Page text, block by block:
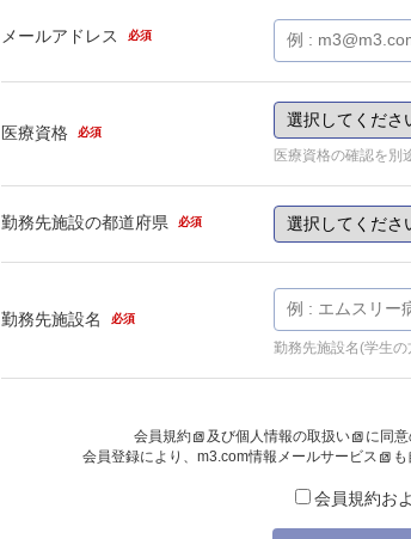
メールアドレス 必須
医療資格 必須
医療資格の確認を別
勤務先施設の都道府県 必須
勤務先施設名 必須
勤務先施設名(学生
会員規約 及び個人情報の取扱い
に同
会員登録により、 m3.com情報メールサービス
会員規約お